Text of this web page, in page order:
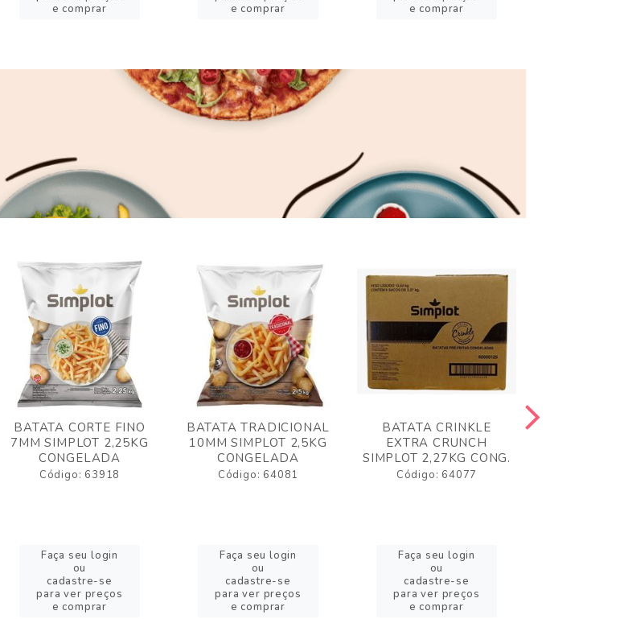
e comprar
e comprar
e comprar
BATATA CORTE FINO
7MM SIMPLOT 2,25KG
CONGELADA
Código: 63918
Faça seu login
ou
cadastre-se
para ver preços
e comprar
BATATA TRADICIONAL
10MM SIMPLOT 2,5KG
CONGELADA
Código: 64081
Faça seu login
ou
cadastre-se
para ver preços
e comprar
BATATA CRINKLE
EXTRA CRUNCH
SIMPLOT 2,27KG CONG.
Código: 64077
Faça seu login
ou
cadastre-se
para ver preços
e comprar